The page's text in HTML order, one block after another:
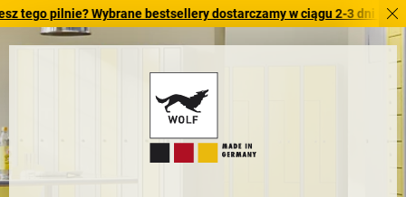
Wybrane bestsellery dostarczamy w ciągu 2-3 dni roboczych.